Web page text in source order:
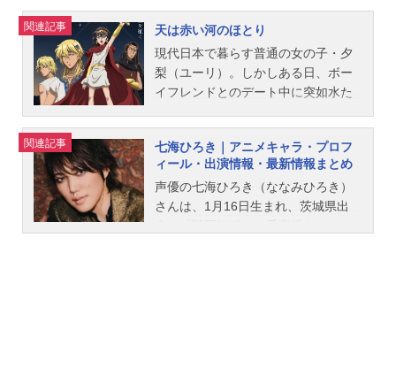
関連記事
天は赤い河のほとり
現代日本で暮らす普通の女の子・夕
梨（ユーリ）。しかしある日、ボー
イフレンドとのデート中に突如水た
れ、水中に引きずりこまれてしまう
――目が覚めるとそこは、紀元前14
世紀のヒッタイト帝国。自らの息子
の皇位継承のため、他の皇子たちを
亡き者にしようとする皇妃・ナキア
関連記事
七海ひろき｜アニメキャラ・プロフ
ィール・出演情報・最新情報まとめ
声優の七海ひろき（ななみひろき）
さんは、1月16日生まれ、茨城県出